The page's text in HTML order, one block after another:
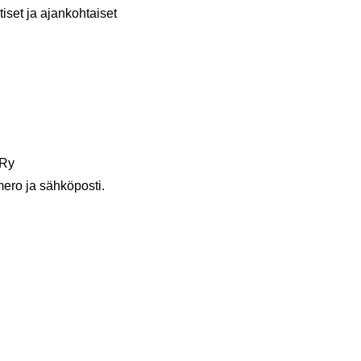
ja ajankohtaiset
ja sähköposti.